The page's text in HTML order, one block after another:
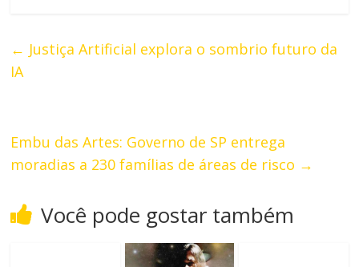
← Justiça Artificial explora o sombrio futuro da
IA
Embu das Artes: Governo de SP entrega
moradias a 230 famílias de áreas de risco →
Você pode gostar também